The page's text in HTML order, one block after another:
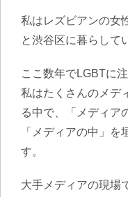
私はレズビアンの女
と渋谷区に暮らして
ここ数年でLGBTに
私はたくさんのメデ
る中で、「メディア
「メディアの中」を
す。
大手メディアの現場